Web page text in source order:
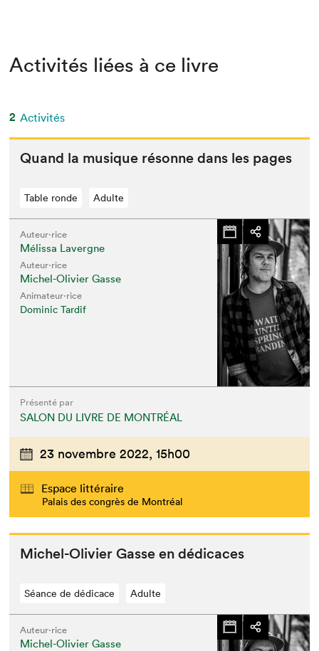
Activités liées à ce livre
2 Activités
Quand la musique résonne dans les pages
Table ronde Adulte
Auteur·rice
Mélissa Lavergne
Auteur·rice
Michel-Olivier Gasse
Animateur⋅rice
Dominic Tardif
Présenté par
SALON DU LIVRE DE MONTRÉAL
23 novembre 2022, 15h00
Espace littéraire
Palais des congrès de Montréal
Michel-Olivi­er Gasse en dédicaces
Séance de dédicace Adulte
Auteur·rice
Michel-Olivier Gasse